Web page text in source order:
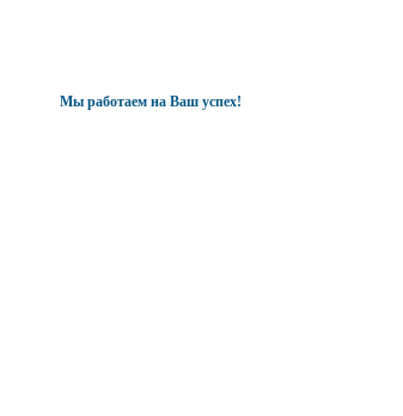
Мы работаем на Ваш успех!